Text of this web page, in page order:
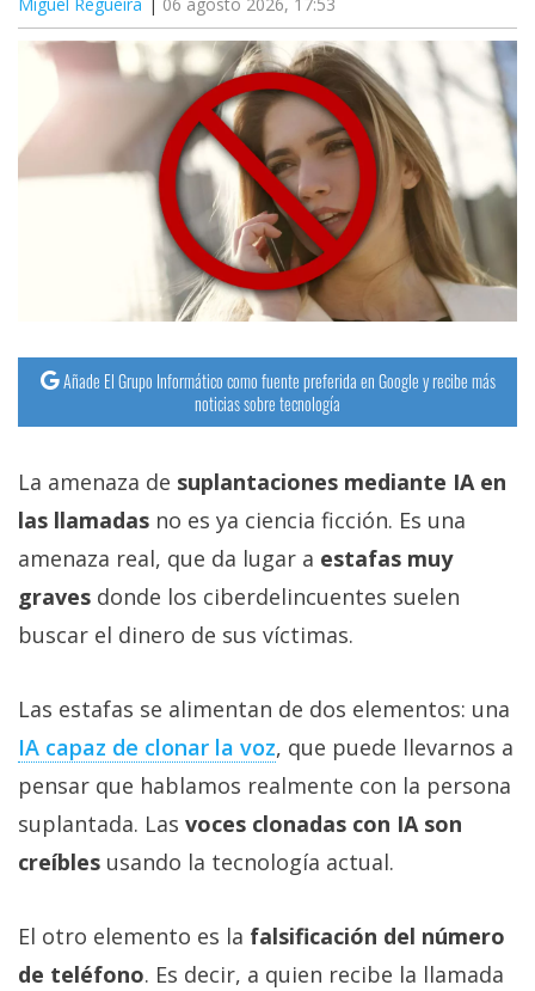
Añade El Grupo Informático como fuente preferida en Google y recibe más
noticias sobre tecnología
La amenaza de suplantaciones mediante IA en
las llamadas no es ya ciencia ficción. Es una
amenaza real, que da lugar a estafas muy
graves donde los ciberdelincuentes suelen
buscar el dinero de sus víctimas.
Las estafas se alimentan de dos elementos: una
IA capaz de clonar la voz‎, que puede llevarnos a
pensar que hablamos realmente con la persona
suplantada. Las voces clonadas con IA son
creíbles usando la tecnología actual.
El otro elemento es la falsificación del número
de teléfono. Es decir, a quien recibe la llamada